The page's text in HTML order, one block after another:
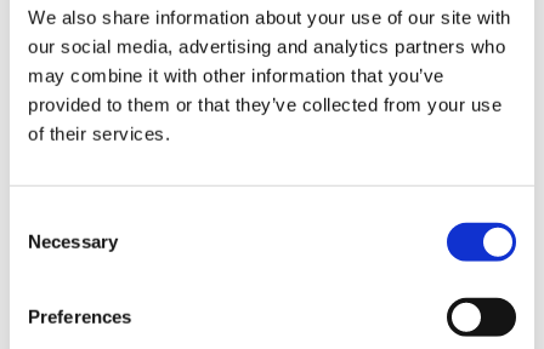
We also share information about your use of our site with
our social media, advertising and analytics partners who
may combine it with other information that you’ve
provided to them or that they’ve collected from your use
of their services.
Selection
Necessary
Preferences
Vragen of persoonlijk
reisadvies?
Een van onze travel designers helpt je graag
App met ons